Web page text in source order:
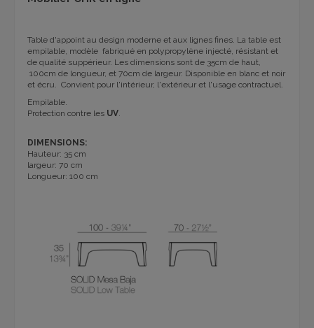
Table d'appoint au design moderne et aux lignes fines. La table est
empilable, modèle fabriqué en polypropylène injecté, résistant et
de qualité suppérieur. Les dimensions sont de 35cm de haut,
100cm de longueur, et 70cm de largeur. Disponible en blanc et noir
et écru. Convient pour l'intérieur, l'extérieur et l'usage contractuel.
Empilable.
Protection contre les UV.
DIMENSIONS:
Hauteur: 35 cm
largeur: 70 cm
Longueur: 100 cm